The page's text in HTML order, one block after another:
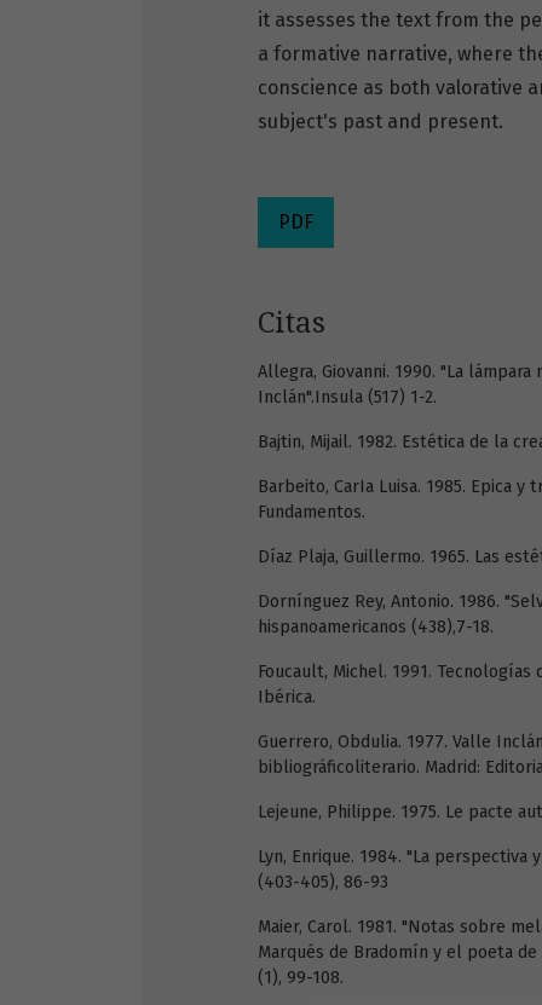
it assesses the text from the
a formative narrative, where
conscience as both valorative
subject's past and present.
PDF
Citas
Allegra, Giovanni. 1990. "La
Inclán".Insula (517) 1-2.
Bajtin, Mijail. 1982. Estética de la
Barbeito, CarIa Luisa. 1985. Epica
Fundamentos.
Díaz Plaja, Guillermo. 1965. Las
Dornínguez Rey, Antonio. 1986.
hispanoamericanos (438),7-18.
Foucault, Michel. 1991.
Ibérica.
Guerrero, Obdulia. 1977. Valle
bibliográficoliterario. Madrid:
Lejeune, Philippe. 1975. Le pacte
Lyn, Enrique. 1984. "La perspectiva
(403-405), 86-93
Maier, Carol. 1981. "Notas sobre
Marqués de Bradomín y el poeta de
(1), 99-108.